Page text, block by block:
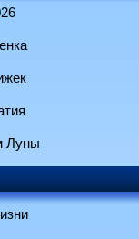
Луны